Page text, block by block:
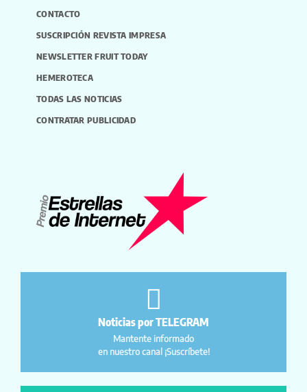
CONTACTO
SUSCRIPCIÓN REVISTA IMPRESA
NEWSLETTER FRUIT TODAY
HEMEROTECA
TODAS LAS NOTICIAS
CONTRATAR PUBLICIDAD
Noticias por TELEGRAM
Mantente informado
en nuestro canal ¡Suscríbete!